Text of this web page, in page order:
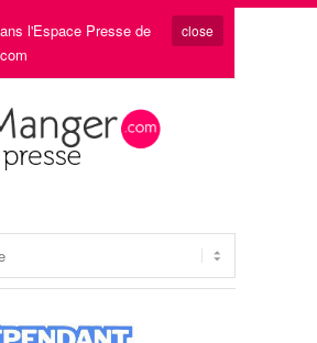
l'Espace Presse de
close